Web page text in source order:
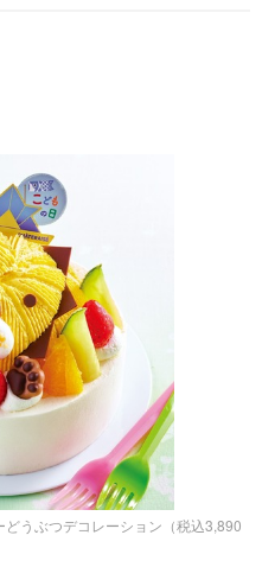
うぶつデコレーション（税込3,890